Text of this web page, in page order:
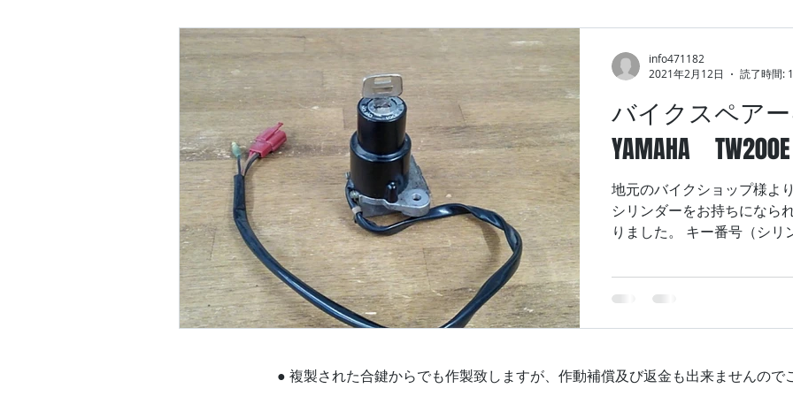
バイクスペア
YAMAHA
地元のバイクショップ様
シリンダーをお持ちになら
りました。 キー番号（シ
持参して頂ければカギを作
info471182
2021年2月12日
読了時間:
● 複製された合鍵からでも作製致しますが、作動補償及び返金も出来ませんので